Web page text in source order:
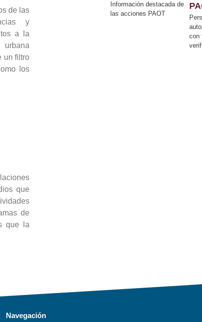
de las
y
a la
un filtro
los
que
de
que la
Información destacada de
las acciones PAOT
con
Navegación